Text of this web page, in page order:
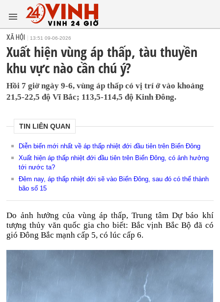
XÃ HỘI 13:51 09-06-2026
Xuất hiện vùng áp thấp, tàu thuyền
khu vực nào cần chú ý?
Hồi 7 giờ ngày 9-6, vùng áp thấp có vị trí ở vào khoảng
21,5-22,5 độ Vĩ Bắc; 113,5-114,5 độ Kinh Đông.
TIN LIÊN QUAN
Diễn biến mới nhất về áp thấp nhiệt đới đầu tiên trên Biển Đông
Xuất hiện áp thấp nhiệt đới đầu tiên trên Biển Đông, có ảnh hưởng
tới nước ta?
Đêm nay, áp thấp nhiệt đới sẽ vào Biển Đông, sau đó có thể thành
bão số 15
Do ảnh hưởng của vùng áp thấp, Trung tâm Dự báo khí
tượng thủy văn quốc gia cho biết: Bắc vịnh Bắc Bộ đã có
gió Đông Bắc mạnh cấp 5, có lúc cấp 6.